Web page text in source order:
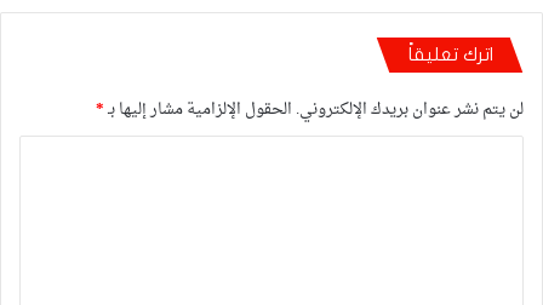
اترك تعليقاً
لن يتم نشر عنوان بريدك الإلكتروني. الحقول الإلزامية مشار إليها بـ*